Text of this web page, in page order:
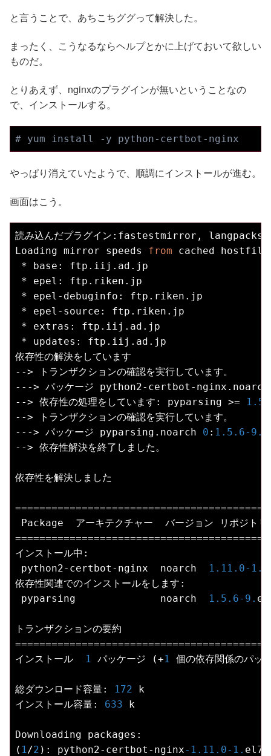
と言うことで、あちこちググって解決した。
まったく、こうなるならヘルプとかに上げておいて欲しい
ものだ。
とりあえず、nginxのプラグインが無いということなの
で、インストールする。
# yum install -y python-certbot-nginx
やっぱり消えていたようで、順調にインストールが進む。
画面はこう。
読み込んだプラグイン:fastestmirror, langpacks
Loading mirror speeds from cached hostfile
* base: ftp.iij.ad.jp
* epel: ftp.riken.jp
* epel-debuginfo: ftp.riken.jp
* epel-source: ftp.riken.jp
* extras: ftp.iij.ad.jp
* updates: ftp.iij.ad.jp
依存性の解決をしています
--> トランザクションの確認を実行しています。
---> パッケージ python2-certbot-
--> 依存性の処理をしています: pyparsing >=
1.5
--> トランザクションの確認を実行しています。
---> パッケージ pyparsing.noarch 0 : 1.5 .6-9.
--> 依存性解決を終了しました。
依存性を解決しました
Package  アーキテクチャー  バージョン リポジト
インストール中:
python2-certbot-nginx  noarch
1.11 .0-1.
依存性関連でのインストールをします:
pyparsing              noarch
1.5 .6-9.
トランザクションの要約
インストール
1 パッケージ (+1 個の依存関係のパッ
総ダウンロード容量: 172 k
インストール容量: 633 k
Downloading packages:
( 1/2 ): python2-certbot-nginx-1.11 .0-1.